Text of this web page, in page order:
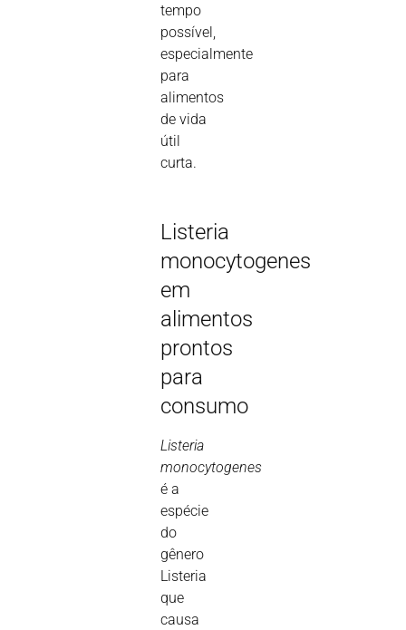
tempo
possível,
especialmente
para
alimentos
de vida
útil
curta.
Listeria
monocytogenes
em
alimentos
prontos
para
consumo
Listeria
monocytogenes
é a
espécie
do
gênero
Listeria
que
causa